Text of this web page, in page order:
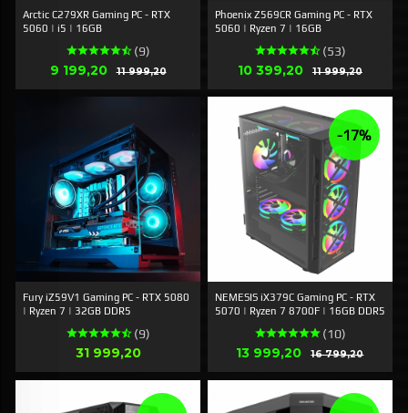
Arctic C279XR Gaming PC - RTX
5060 | i5 | 16GB
(9)
Erbjudande
9 199,20 11 999,20Rabatt
Phoenix Z569CR Gaming PC - RTX
5060 | Ryzen 7 | 16GB
(53)
Erbjudande
10 399,20 11 999,20Rabatt
Fury iZ59V1 Gaming PC - RTX 5080
| Ryzen 7 | 32GB DDR5
(9)
Pris
31 999,20
NEMESIS iX379C Gaming PC - RTX
5070 | Ryzen 7 8700F | 16GB DDR5
(10)
Erbjudande
13 999,20 16 799,20Rabatt
-17%